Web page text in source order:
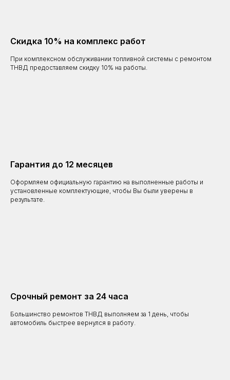
Скидка 10% на комплекс работ
При комплексном обслуживании топливной системы с ремонтом
ТНВД предоставляем скидку 10% на работы.
Гарантия до 12 месяцев
Оформляем официальную гарантию на выполненные работы и
установленные комплектующие, чтобы Вы были уверены в
результате.
Срочный ремонт за 24 часа
Большинство ремонтов ТНВД выполняем за 1 день, чтобы
автомобиль быстрее вернулся в работу.